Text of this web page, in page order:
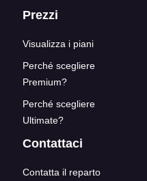
Link del
Prezzi
Visualizza i piani
Perché scegliere
Premium?
Perché scegliere
Ultimate?
Contattaci
Contatta il reparto